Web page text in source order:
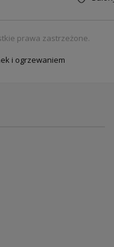
prawa zastrzeżone.
i ogrzewaniem